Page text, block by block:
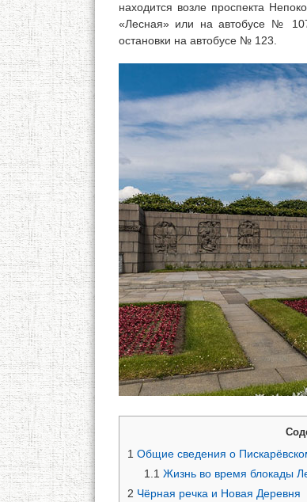
находится возле проспекта
«Лесная» или на автобусе №
остановки на автобусе № 123.
1 Общие сведения о
1.1 Жизнь во время блокады
2 Чёрная речка и Новая Деревня